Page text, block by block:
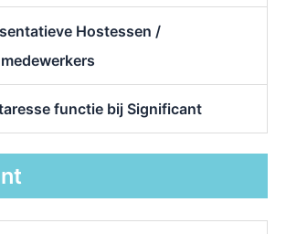
Hostessen /
functie bij Significant